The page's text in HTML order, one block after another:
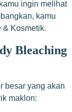
ingin melihat
kamu
& Kosmetik.
Bleaching
besar yang akan
maklon: